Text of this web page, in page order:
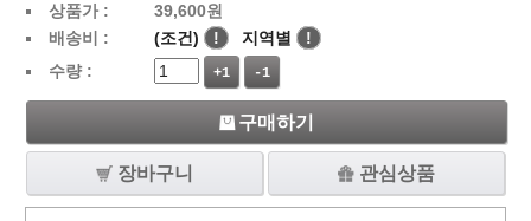
상품가 : 39,600원
배송비 :
(조건) ! 지역별
!
수량 :
+1 -1
구매하기
장바구니 관심상품